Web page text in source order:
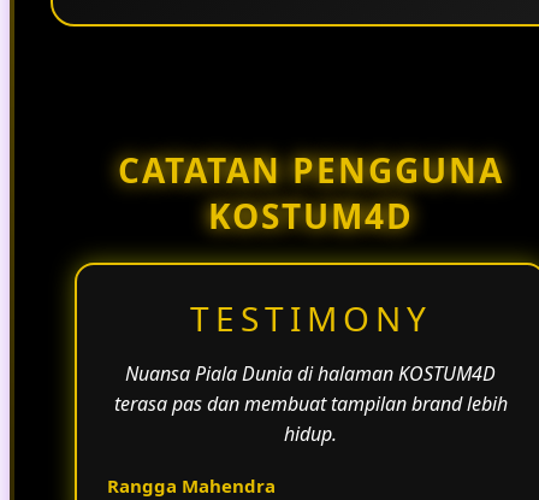
CATATAN PENGGUNA
KOSTUM4D
TESTIMONY
Nuansa Piala Dunia di halaman KOSTUM4D
terasa pas dan membuat tampilan brand lebih
hidup.
Rangga Mahendra